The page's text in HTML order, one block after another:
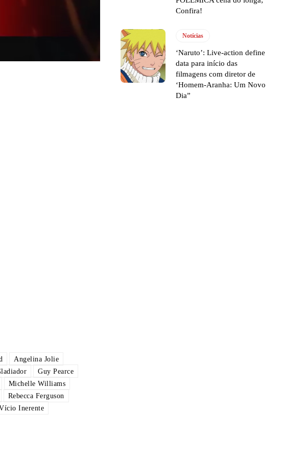
Angelina Jolie
Guy Pearce
Michelle Williams
Rebecca Ferguson
Inerente
Confira!
Notícias
‘Naruto’: Live-action define
data para início das
filmagens com diretor de
‘Homem-Aranha: Um Novo
Dia”